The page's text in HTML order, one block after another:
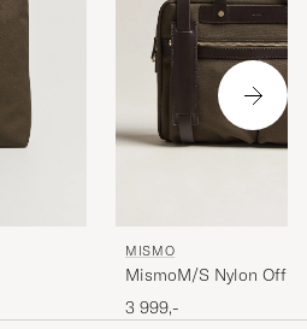
MISMO
MismoM/S Nylon
Brown
3 999,-